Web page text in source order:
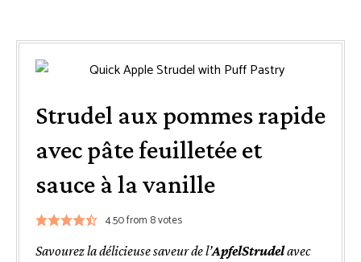
Strudel aux pommes rapide
avec pâte feuilletée et
sauce à la vanille
4.50from 8votes
Savourez la délicieuse saveur de l’ApfelStrudelavec